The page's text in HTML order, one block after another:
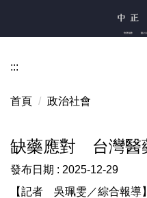
區
:::
首頁 政治社會
缺藥應對 台灣醫
發布日期 : 2025-12-29
【記者 吳珮雯／綜合報導】